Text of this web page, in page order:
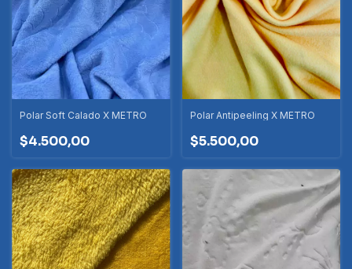
Polar Soft Calado X METRO
$4.500,00
Polar Antipeeling X METRO
$5.500,00